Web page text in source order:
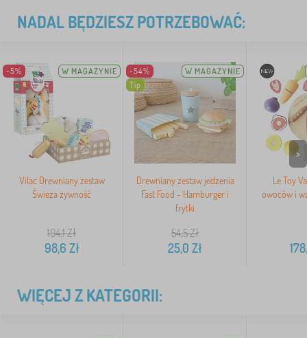
NADAL BĘDZIESZ POTRZEBOWAĆ:
-5% W MAGAZYNIE
Vilac Drewniany zestaw
Świeża żywność
104,1Zł
98,6 Zł
-54%
Tip
W MAGAZYNIE
Drewniany zestaw jedzenia
Fast Food - Hamburger i
frytki
54,5Zł
25,0 Zł
Le Toy
owoców i
>
WIĘCEJ Z KATEGORII: